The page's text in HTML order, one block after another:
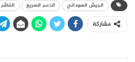
الجيش السوداني الدعم السريع الفاشر
مشاركة